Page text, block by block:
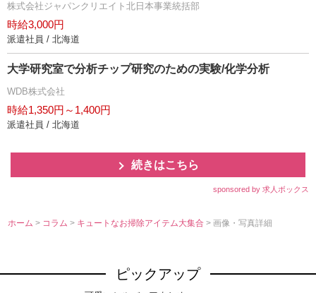
株式会社ジャパンクリエイト北日本事業統括部
時給3,000円
派遣社員 / 北海道
大学研究室で分析チップ研究のための実験/化学分析
WDB株式会社
時給1,350円～1,400円
派遣社員 / 北海道
続きはこちら
sponsored by 求人ボックス
ホーム > コラム> キュートなお掃除アイテム大集合> 画像・写真詳細
ピックアップ